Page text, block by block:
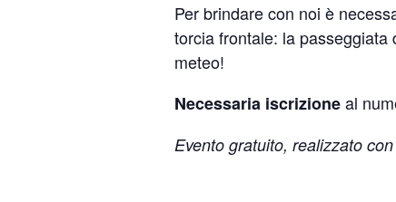
Per brindare con noi è
torcia frontale: la
meteo!
Necessaria iscrizioneal
Evento gratuito, realizzato